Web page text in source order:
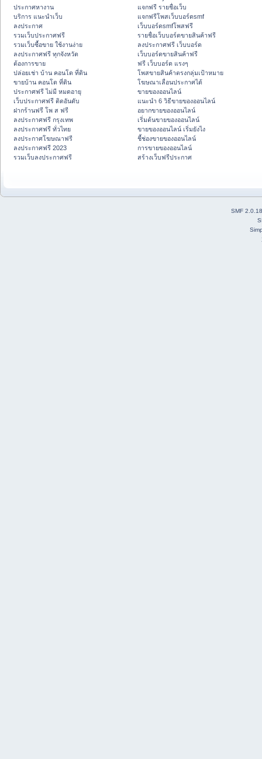
ประกาศหางาน
บริการ แนะนำเว็บ
ลงประกาศ
รวมเว็บประกาศฟรี
รวมเว็บซื้อขาย ใช้งานง่าย
ลงประกาศฟรี ทุกจังหวัด
ต้องการขาย
ปล่อยเช่า บ้าน คอนโด ที่ดิน
ขายบ้าน คอนโด ที่ดิน
ประกาศฟรี ไม่มี หมดอายุ
เว็บประกาศฟรี ติดอันดับ
ฝากร้านฟรี โพ ส ฟรี
ลงประกาศฟรี กรุงเทพ
ลงประกาศฟรี ทั่วไทย
ลงประกาศโฆษณาฟรี
ลงประกาศฟรี 2023
รวมเว็บลงประกาศฟรี
แจกฟรี รายชื่อเว็บ
แจกฟรีโพสเว็บบอร์ดsmf
เว็บบอร์ดsmfโพสฟรี
รายชื่อเว็บบอร์ดขายสินค้าฟรี
ลงประกาศฟรี เว็บบอร์ด
เว็บบอร์ดขายสินค้าฟรี
ฟรี เว็บบอร์ด แรงๆ
โพสขายสินค้าตรงกลุ่มเป้าหมาย
โฆษณาเลื่อนประกาศได้
ขายของออนไลน์
แนะนำ 6 วิธีขายของออนไลน์
อยากขายของออนไลน์
เริ่มต้นขายของออนไลน์
ขายของออนไลน์ เริ่มยังไง
ชี้ช่องขายของออนไลน์
การขายของออนไลน์
สร้างเว็บฟรีประกาศ
SMF 2.0.18